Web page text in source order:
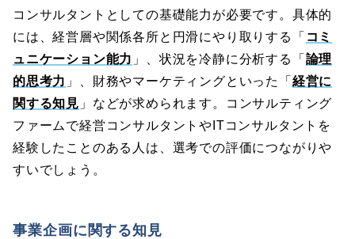
コンサルタントとしての基礎能力が必要です。具体的
には、経営層や関係各所と円滑にやり取りする「 コミ
ュニケーション能力 」、状況を冷静に分析する「 論理
的思考力 」、財務やマーケティングといった「 経営に
関する知見 」などが求められます。コンサルティング
ファームで経営コンサルタントやITコンサルタントを
経験したことのある人は、選考での評価につながりや
すいでしょう。
事業企画に関する知見